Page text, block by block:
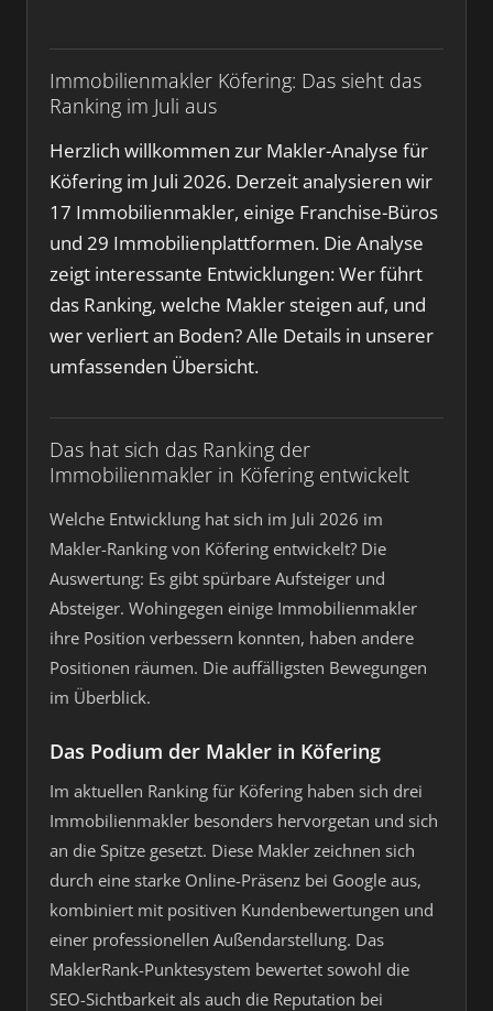
Immobilienmakler Köfering: Das sieht das
Ranking im Juli aus
Herzlich willkommen zur Makler-Analyse für
Köfering im Juli 2026. Derzeit analysieren wir
17 Immobilienmakler, einige Franchise-Büros
und 29 Immobilienplattformen. Die Analyse
zeigt interessante Entwicklungen: Wer führt
das Ranking, welche Makler steigen auf, und
wer verliert an Boden? Alle Details in unserer
umfassenden Übersicht.
Das hat sich das Ranking der
Immobilienmakler in Köfering entwickelt
Welche Entwicklung hat sich im Juli 2026 im
Makler-Ranking von Köfering entwickelt? Die
Auswertung: Es gibt spürbare Aufsteiger und
Absteiger. Wohingegen einige Immobilienmakler
ihre Position verbessern konnten, haben andere
Positionen räumen. Die auffälligsten Bewegungen
im Überblick.
Das Podium der Makler in Köfering
Im aktuellen Ranking für Köfering haben sich drei
Immobilienmakler besonders hervorgetan und sich
an die Spitze gesetzt. Diese Makler zeichnen sich
durch eine starke Online-Präsenz bei Google aus,
kombiniert mit positiven Kundenbewertungen und
einer professionellen Außendarstellung. Das
MaklerRank-Punktesystem bewertet sowohl die
SEO-Sichtbarkeit als auch die Reputation bei